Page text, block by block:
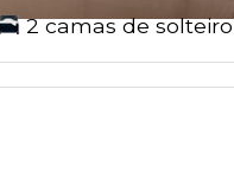
2 camas de solteiro